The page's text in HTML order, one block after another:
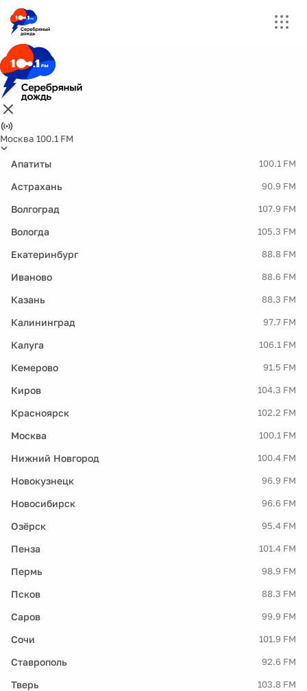
Москва 100.1 FM
Апатиты 100.1 FM
Астрахань 90.9 FM
Волгоград 107.9 FM
Вологда 105.3 FM
Екатеринбург 88.8 FM
Иваново 88.6 FM
Казань 88.3 FM
Калининград 97.7 FM
Калуга 106.1 FM
Кемерово 91.5 FM
Киров 104.3 FM
Красноярск 102.2 FM
Москва 100.1 FM
Нижний Новгород 100.4 FM
Новокузнецк 96.9 FM
Новосибирск 96.6 FM
Озёрск 95.4 FM
Пенза 101.4 FM
Пермь 98.9 FM
Псков 88.3 FM
Саров 99.9 FM
Сочи 101.9 FM
Ставрополь 92.6 FM
Тверь 103.8 FM